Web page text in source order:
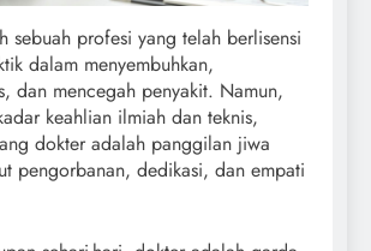
sebuah profesi yang telah berlisensi
dalam menyembuhkan,
dan mencegah penyakit. Namun,
keahlian ilmiah dan teknis,
dokter adalah panggilan jiwa
pengorbanan, dedikasi, dan empati